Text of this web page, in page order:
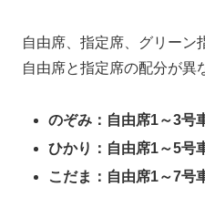
自由席、指定席、グリーン
自由席と指定席の配分が異
のぞみ：自由席1～3号
ひかり：自由席1～5号
こだま：自由席1～7号